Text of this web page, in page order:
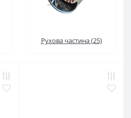
Рухова частина (25)